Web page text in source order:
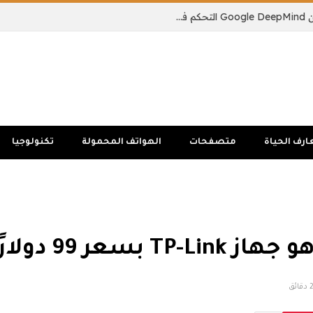
يمكن لنموذج الذكاء الاصطناعي الجديد من Google DeepMind التحكم في جسم الروبوت بالكامل
الحياة متصفحات الهواتف المحمولة تكنولوجيا
2 دقائق